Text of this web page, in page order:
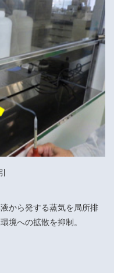
から発する蒸気を局所排
境への拡散を抑制。